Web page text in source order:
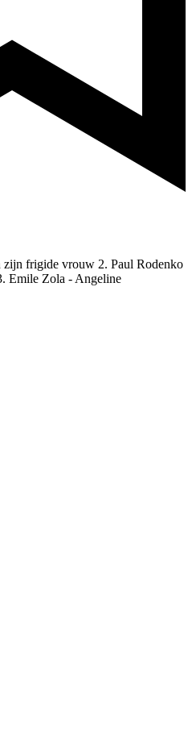
frigide vrouw 2. Paul Rodenko
Emile Zola - Angeline